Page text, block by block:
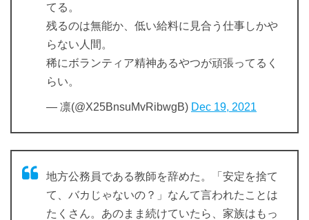
てる。
残るのは無能か、低い給料に見合う仕事しかや
らない人間。
稀にボランティア精神あるやつが頑張ってるく
らい。
— 凛(@X25BnsuMvRibwgB) Dec 19, 2021
地方公務員である教師を辞めた。「安定を捨て
て、バカじゃないの？」なんて言われたことは
たくさん。あのまま続けていたら、家族はもっ